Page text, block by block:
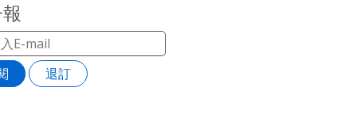
退訂